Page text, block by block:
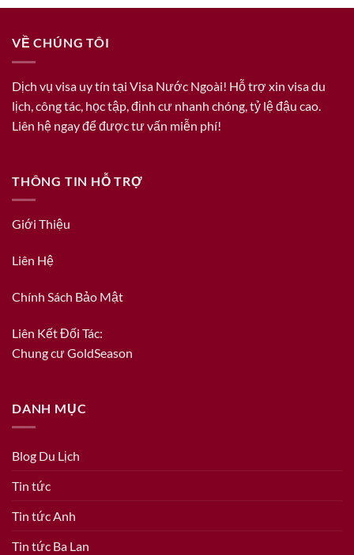
VỀ CHÚNG TÔI
Dịch vụ visa uy tín tại Visa Nước Ngoài! Hỗ trợ xin visa du
lịch, công tác, học tập, định cư nhanh chóng, tỷ lệ đậu cao.
Liên hệ ngay để được tư vấn miễn phí!
THÔNG TIN HỖ TRỢ
Giới Thiệu
Liên Hệ
Chính Sách Bảo Mật
Liên Kết Đối Tác:
Chung cư GoldSeason
DANH MỤC
Blog Du Lịch
Tin tức
Tin tức Anh
Tin tức Ba Lan